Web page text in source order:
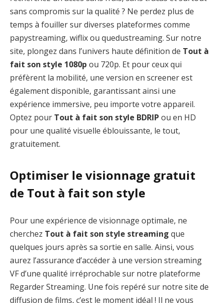
sans compromis sur la qualité ? Ne perdez plus de
temps à fouiller sur diverses plateformes comme
papystreaming, wiflix ou quedustreaming. Sur notre
site, plongez dans l’univers haute définition de Tout à
fait son style 1080p ou 720p. Et pour ceux qui
préfèrent la mobilité, une version en screener est
également disponible, garantissant ainsi une
expérience immersive, peu importe votre appareil.
Optez pour Tout à fait son style BDRIP ou en HD
pour une qualité visuelle éblouissante, le tout,
gratuitement.
Optimiser le visionnage gratuit
de Tout à fait son style
Pour une expérience de visionnage optimale, ne
cherchez Tout à fait son style streaming que
quelques jours après sa sortie en salle. Ainsi, vous
aurez l’assurance d’accéder à une version streaming
VF d’une qualité irréprochable sur notre plateforme
Regarder Streaming. Une fois repéré sur notre site de
diffusion de films, c’est le moment idéal ! Il ne vous